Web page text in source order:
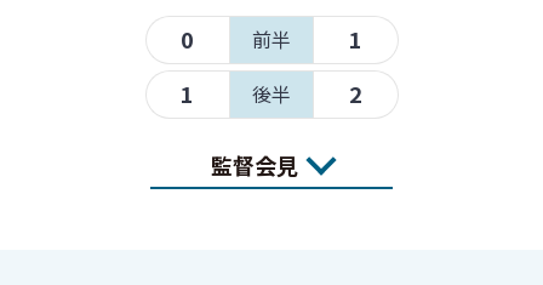
0 前半
1
1
後半 2
監督会見